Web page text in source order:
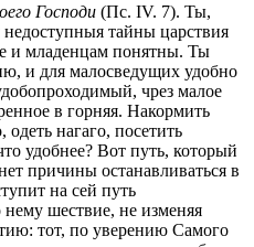
Господи (Пс. IV. 7). Ты,
тайны царствия
и младенцам понятны. Ты
и для малосведущих удобно
чрез малое
в горняя. Накормить
нагаго, посетить
удобнее? Вот путь, который
причины останавливаться в
на сей путь
шествие, не изменяя
тот, по уверению Самого